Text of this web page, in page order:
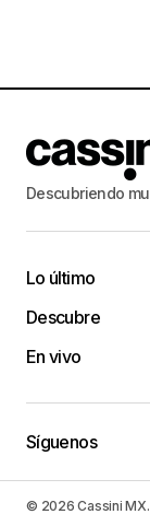
Descubriendo
Lo último
Descubre
En vivo
Síguenos
© 2026 Cassini